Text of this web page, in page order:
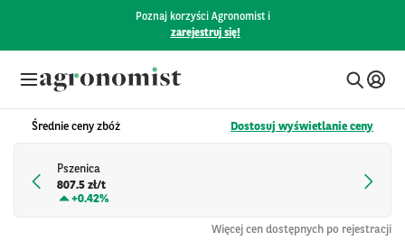
Poznaj korzyści Agronomist i
zarejestruj się!
Średnie ceny zbóż Dostosuj wyświetlanie ceny
Pszenica
807.5 zł/t
+0.42%
Więcej cen dostępnych po rejestracji